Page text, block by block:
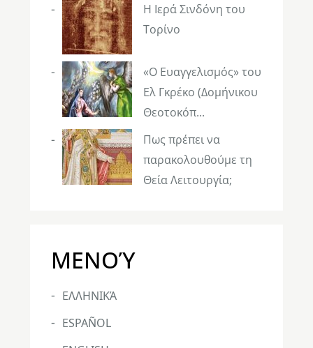
Η Ιερά Σινδόνη του
Τορίνο
«Ο Ευαγγελισμός» του
Ελ Γκρέκο (Δομήνικου
Θεοτοκόπ...
Πως πρέπει να
παρακολουθούμε τη
Θεία Λειτουργία;
ΜΕΝΟΎ
ΕΛΛΗΝΙΚΆ
ESPAÑOL